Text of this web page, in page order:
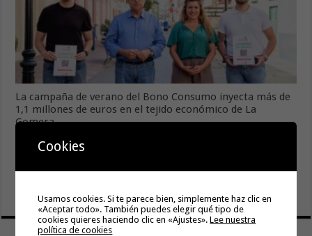
La campaña de verano del Bono Consumo inyecta más de
1,1 millones de euros en el tejido económico de La
Gomera
farolas fotovoltaicas en la subida a Las Cabezadas
Cookies
Usamos cookies. Si te parece bien, simplemente haz clic en
«Aceptar todo». También puedes elegir qué tipo de
cookies quieres haciendo clic en «Ajustes».Lee nuestra
política de cookies